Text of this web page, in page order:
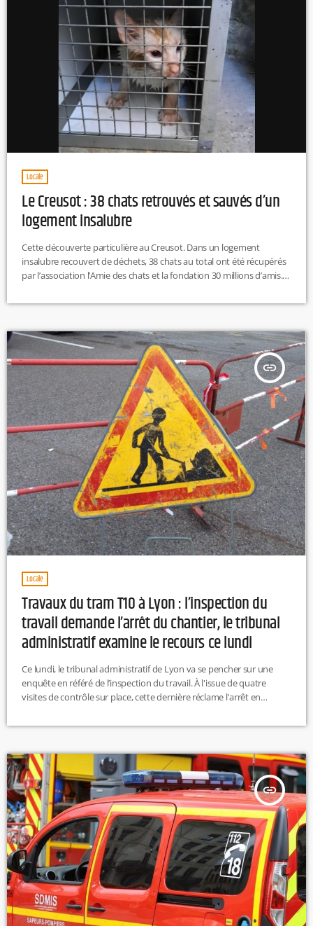
Locale
Le Creusot : 38 chats retrouvés et sauvés d’un
logement insalubre
Cette découverte particulière au Creusot. Dans un logement
insalubre recouvert de déchets, 38 chats au total ont été récupérés
par l’association l’Amie des chats et la fondation 30 millions d’amis.
de la région creusotine jusqu’à paris où ils seront soignés, stérilisés
insert_link
Locale
Travaux du tram T10 à Lyon : l’inspection du
travail demande l’arrêt du chantier, le tribunal
administratif examine le recours ce lundi
Ce lundi, le tribunal administratif de Lyon va se pencher sur une
enquête en référé de l’inspection du travail. À l'issue de quatre
visites de contrôle sur place, cette dernière réclame l'arrêt en
Vénissieux. Selon nos confrères de Tribune de Lyon, le chantier est
pour les passants. R.H
insert_link